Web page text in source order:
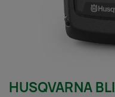
HUSQVARNA